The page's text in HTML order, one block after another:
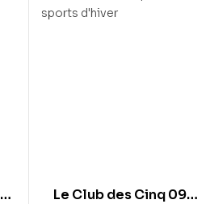
Le Club des Cinq 09